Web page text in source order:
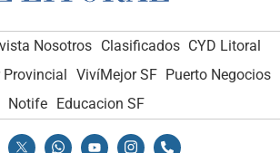
Nosotros Clasificados CYD Litoral
VivíMejor SF Puerto Negocios
Notife Educacion SF